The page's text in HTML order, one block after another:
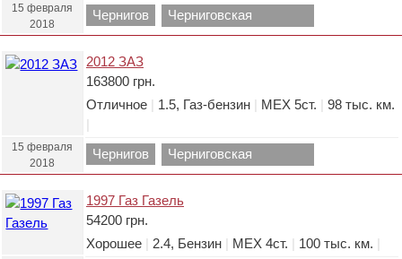
15 февраля
2018
Чернигов
Черниговская
область.
2012 ЗАЗ
163800 грн.
Отличное
1.5, Газ-бензин МЕХ 5ст.
98 тыс. км.
15 февраля
2018
Чернигов
Черниговская
область.
1997 Газ Газель
54200 грн.
Хорошее
2.4, Бензин МЕХ 4ст. 100 тыс. км.